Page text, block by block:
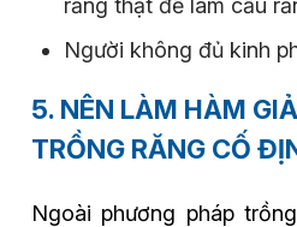
răng thật để làm cầu
Người không đủ kinh
5. NÊN LÀM HÀM
TRỒNG RĂNG CỐ
Ngoài phương pháp